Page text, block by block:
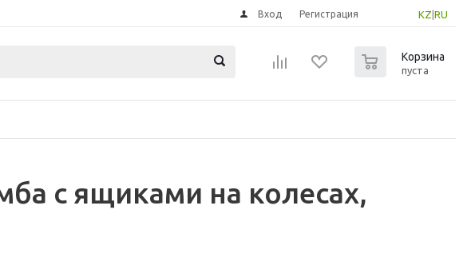
KZ RU
Вход Регистрация
Корзина
пуста
с ящиками на колесах,